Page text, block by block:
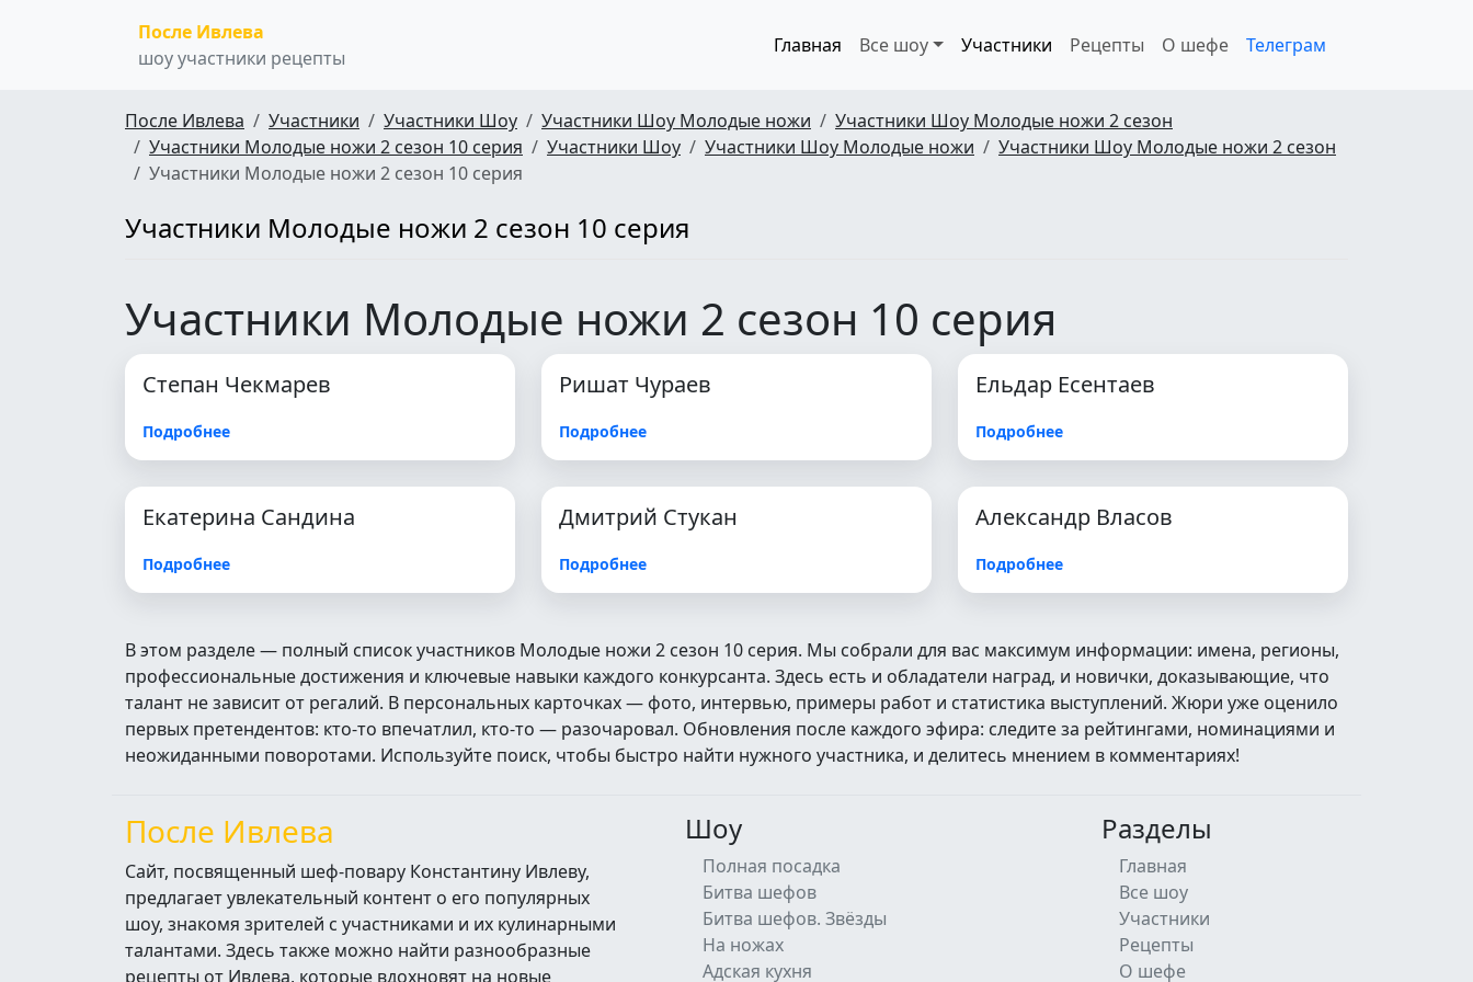
После Ивлева
шоу участники рецепты
Главная Все шоу Участники Рецепты О шефе Телеграм
После Ивлева Участники Участники Шоу Участники Шоу Молодые ножи
Участники Шоу Молодые ножи 2 сезон
Участники Молодые ножи 2 сезон 10 серия
Участники Шоу Участники Шоу Молодые ножи
Участники Шоу Молодые ножи 2 сезон
Участники Молодые ножи 2 сезон 10 серия
Участники Молодые ножи 2 сезон 10 серия
Участники Молодые ножи 2 сезон 10 серия
Степан Чекмарев
Подробнее
Ришат Чураев
Подробнее
Ельдар Есентаев
Подробнее
Екатерина Сандина
Подробнее
Дмитрий Стукан
Подробнее
Александр Власов
Подробнее
В этом разделе — полный список участников Молодые ножи 2 сезон 10 серия. Мы собрали для вас максимум информации: имена, регионы,
профессиональные достижения и ключевые навыки каждого конкурсанта. Здесь есть и обладатели наград, и новички, доказывающие, что
талант не зависит от регалий. В персональных карточках — фото, интервью, примеры работ и статистика выступлений. Жюри уже оценило
первых претендентов: кто‑то впечатлил, кто‑то — разочаровал. Обновления после каждого эфира: следите за рейтингами, номинациями и
неожиданными поворотами. Используйте поиск, чтобы быстро найти нужного участника, и делитесь мнением в комментариях!
После Ивлева
Сайт, посвященный шеф-повару Константину Ивлеву,
предлагает увлекательный контент о его популярных
шоу, знакомя зрителей с участниками и их кулинарными
талантами. Здесь также можно найти разнообразные
рецепты от Ивлева, которые вдохновят на новые
Шоу
Полная посадка
Битва шефов
Битва шефов. Звёзды
На ножах
Адская кухня
Разделы
Главная
Все шоу
Участники
Рецепты
О шефе